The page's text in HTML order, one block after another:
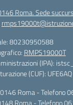
Roma. Sede
80230950588
RMPS19000T
(IPA):
(CUF): UFE6AQ
Roma - Telefono
Roma - Telefono